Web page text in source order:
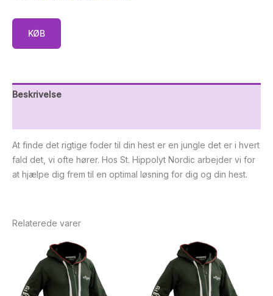
KØB
Beskrivelse
At finde det rigtige foder til din hest er en jungle det er i hvert
fald det, vi ofte hører. Hos St. Hippolyt Nordic arbejder vi for
at hjælpe dig frem til en optimal løsning for dig og din hest.
Relaterede varer